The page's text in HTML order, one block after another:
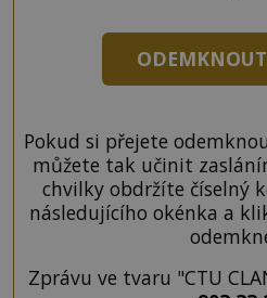
Pokud si přejete
můžete tak učinit
chvilky obdržíte číselný
následujícího okénka a
Zprávu ve tvaru "CTU